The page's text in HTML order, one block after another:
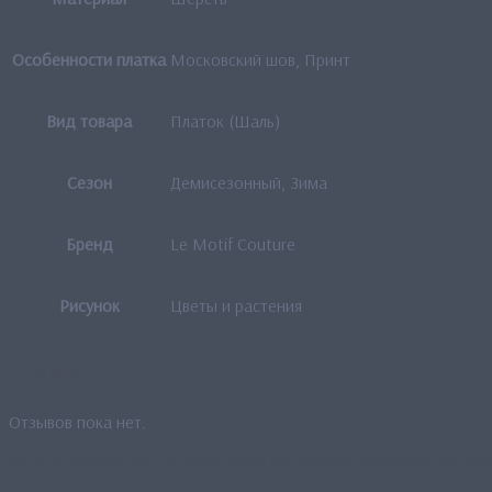
Особенности платка Московский шов, Принт
Вид товара Платок (Шаль)
Сезон Демисезонный, Зима
Бренд Le Motif Couture
Рисунок Цветы и растения
Отзывов пока нет.